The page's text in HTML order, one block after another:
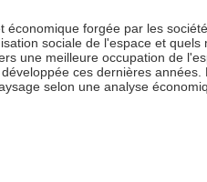
forgée par les
sociale de l'espace et
une meilleure occupation de
ces dernières
selon une analyse